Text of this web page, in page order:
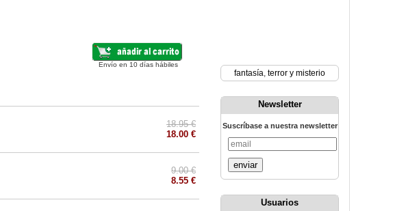
Envío en 10 días hábiles
18.95 €
18.00 €
9.00 €
8.55 €
fantasía, terror y misterio
Newsletter
Suscríbase a nuestra newsletter
enviar
Usuarios